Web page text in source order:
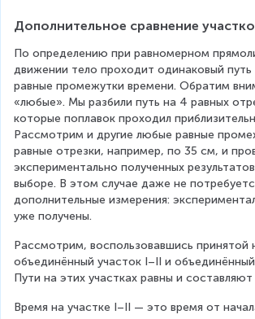
}
=
{
\
L
a
r
g
e
\
fr
a
c
{
Дополнительное сравнение
По определению при равномерном
движении тело проходит одинаковый
равные промежутки времени. Обратим
«любые». Мы разбили путь на 4 равных
которые поплавок проходил
Рассмотрим и другие любые равные
равные отрезки, например, по 35 см, и
экспериментально полученных
выборе. В этом случае даже не
дополнительные измерения:
уже получены.
Рассмотрим, воспользовавшись принятой
объединённый участок I–II и
Пути на этих участках равны и
Время на участке I–II — это время от